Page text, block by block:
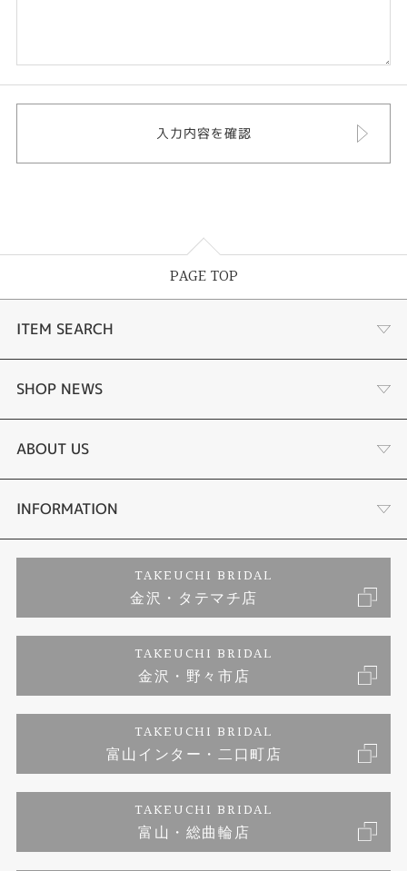
PAGE TOP
ITEM SEARCH
婚約指輪
結婚指輪
セットリング
婚約ネックレス
ダイヤモンド
ジュエリーリフォーム
SHOP NEWS
選ばれる理由まとめ
お客様の声
プロポーズサポート
ブランドリスト
福井指輪工房｜手作りペアリング
福井指輪工房｜手作り結婚指輪 and 婚約指輪
福井工房｜手作り婚約指輪プロポーズプラン
ABOUT US
会社概要
お客様の声
INFORMATION
プライバシーポリシー
TAKEUCHI BRIDAL
金沢・タテマチ店
TAKEUCHI BRIDAL
金沢・野々市店
TAKEUCHI BRIDAL
富山インター・二口町店
TAKEUCHI BRIDAL
富山・総曲輪店